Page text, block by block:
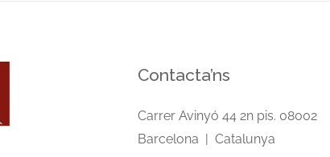
Contacta’ns
Carrer Avinyó 44 2n pis. 08002
Barcelona | Catalunya